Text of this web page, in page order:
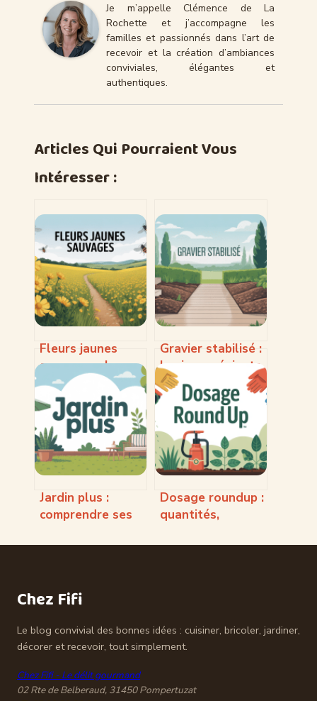
Je m’appelle Clémence de La
Rochette et j’accompagne les
familles et passionnés dans l’art de
recevoir et la création d’ambiances
conviviales, élégantes et
authentiques.
Articles Qui Pourraient Vous
Intéresser :
Fleurs jaunes
sauvages : les
reconnaître, les
protéger, les
apprécier
Gravier stabilisé :
les inconvénients
à connaître avant
de se lancer
Jardin plus :
comprendre ses
enseignes et
Dosage roundup :
quantités,
bons réflexes à
Chez Fifi
Le blog convivial des bonnes idées : cuisiner, bricoler, jardiner,
décorer et recevoir, tout simplement.
Chez Fifi - Le délit gourmand
02 Rte de Belberaud, 31450 Pompertuzat